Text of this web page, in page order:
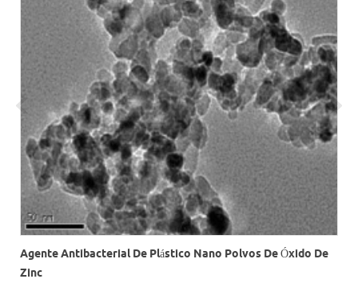
Agente Antibacterial De Plástico Nano Polvos De Óxido De
Zinc